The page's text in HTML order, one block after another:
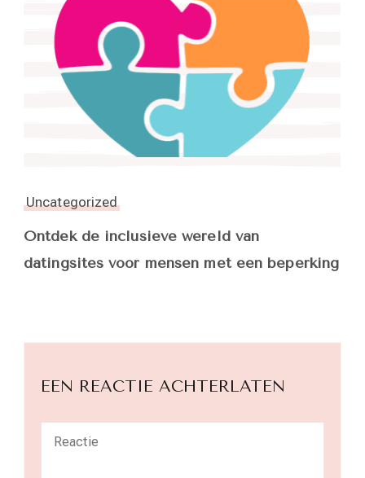
Uncategorized
Ontdek de inclusieve wereld van
datingsites voor mensen met een beperking
EEN REACTIE ACHTERLATEN